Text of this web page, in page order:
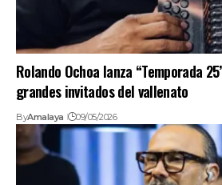
Rolando Ochoa lanza “Temporada
grandes invitados del vallenato
ByAmalaya 09/05/2026